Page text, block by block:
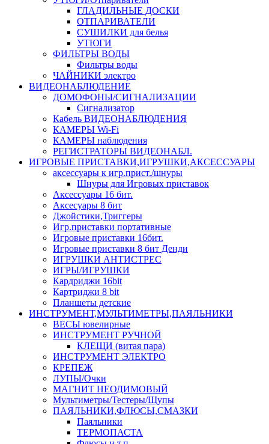
ГЛАДИЛЬНЫЕ ДОСКИ
ОТПАРИВАТЕЛИ
СУШИЛКИ для белья
УТЮГИ
ФИЛЬТРЫ ВОДЫ
Фильтры воды
ЧАЙНИКИ электро
ВИДЕОНАБЛЮДЕНИЕ
ДОМОФОНЫ/СИГНАЛИЗАЦИИ
Сигнализатор
Кабель ВИДЕОНАБЛЮДЕНИЯ
КАМЕРЫ Wi-Fi
КАМЕРЫ наблюдения
РЕГИСТРАТОРЫ ВИДЕОНАБЛ.
ИГРОВЫЕ ПРИСТАВКИ,ИГРУШКИ,АКСЕССУАРЫ
аксесcуары к игр.прист./шнуры
Шнуры для Игровых приставок
Аксессуары 16 бит.
Аксесуары 8 бит
Джойстики,Триггеры
Игр.приставки портативные
Игровые приставки 16бит.
Игровые приставки 8 бит Денди
ИГРУШКИ АНТИСТРЕС
ИГРЫ/ИГРУШКИ
Кардриджи 16bit
Картриджи 8 bit
Планшеты детские
ИНСТРУМЕНТ,МУЛЬТИМЕТРЫ,ПАЯЛЬНИКИ
ВЕСЫ ювелирные
ИНСТРУМЕНТ РУЧНОЙ
КЛЕЩИ (витая пара)
ИНСТРУМЕНТ ЭЛЕКТРО
КРЕПЕЖ
ЛУПЫ/Очки
МАГНИТ НЕОДИМОВЫЙ
Мультиметры/Тестеры/Щупы
ПАЯЛЬНИКИ,ФЛЮСЫ,СМАЗКИ
Паяльники
ТЕРМОПАСТА